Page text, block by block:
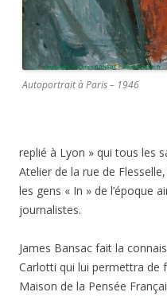
Autoportrait à Paris – 1946
replié à Lyon » qui tous les
Atelier de la rue de
les gens « In » de l’époque
journalistes.
James Bansac fait la
Carlotti qui lui permettra de
Maison de la Pensée